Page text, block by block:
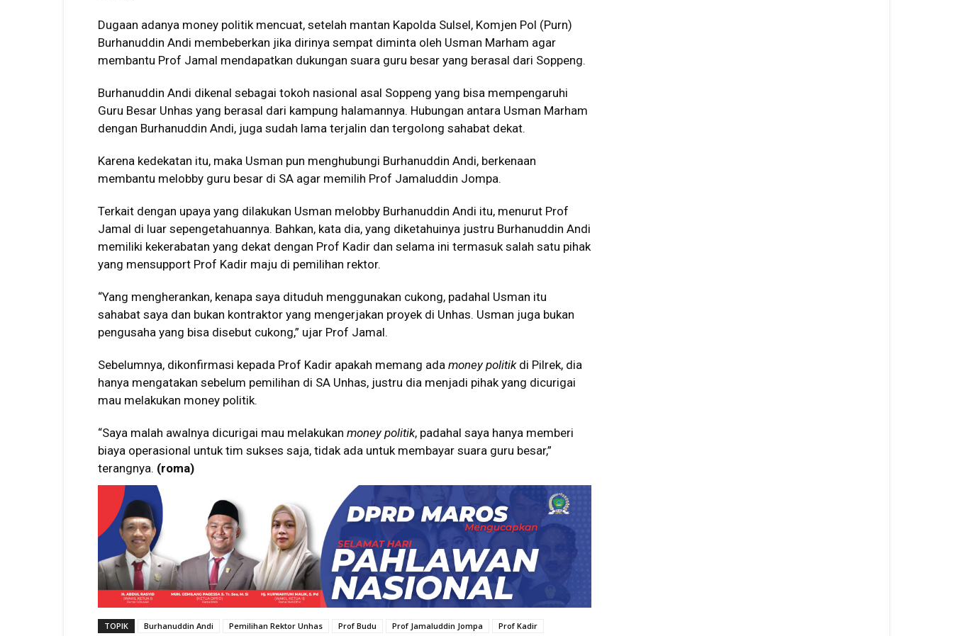
Dugaan adanya money politik mencuat, setelah mantan Kapolda Sulsel, Komjen Pol (Purn)
Burhanuddin Andi membeberkan jika dirinya sempat diminta oleh Usman Marham agar
membantu Prof Jamal mendapatkan dukungan suara guru besar yang berasal dari Soppeng.
Burhanuddin Andi dikenal sebagai tokoh nasional asal Soppeng yang bisa mempengaruhi
Guru Besar Unhas yang berasal dari kampung halamannya. Hubungan antara Usman Marham
dengan Burhanuddin Andi, juga sudah lama terjalin dan tergolong sahabat dekat.
Karena kedekatan itu, maka Usman pun menghubungi Burhanuddin Andi, berkenaan
membantu melobby guru besar di SA agar memilih Prof Jamaluddin Jompa.
Terkait dengan upaya yang dilakukan Usman melobby Burhanuddin Andi itu, menurut Prof
Jamal di luar sepengetahuannya. Bahkan, kata dia, yang diketahuinya justru Burhanuddin Andi
memiliki kekerabatan yang dekat dengan Prof Kadir dan selama ini termasuk salah satu pihak
yang mensupport Prof Kadir maju di pemilihan rektor.
“Yang mengherankan, kenapa saya dituduh menggunakan cukong, padahal Usman itu
sahabat saya dan bukan kontraktor yang mengerjakan proyek di Unhas. Usman juga bukan
pengusaha yang bisa disebut cukong,” ujar Prof Jamal.
Sebelumnya, dikonfirmasi kepada Prof Kadir apakah memang ada money politikdi Pilrek, dia
hanya mengatakan sebelum pemilihan di SA Unhas, justru dia menjadi pihak yang dicurigai
mau melakukan money politik.
“Saya malah awalnya dicurigai mau melakukan money politik, padahal saya hanya memberi
biaya operasional untuk tim sukses saja, tidak ada untuk membayar suara guru besar,”
terangnya. (roma)
TOPIK Burhanuddin Andi Pemilihan Rektor Unhas Prof Budu Prof Jamaluddin Jompa Prof Kadir